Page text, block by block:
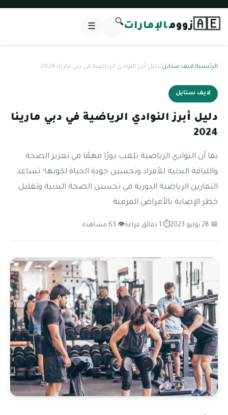
🇦🇪زوومالإمارات🔍
☰
الرئيسية/لايف ستايل/دليل أبرز النوادي الرياضية في دبي مارينا 2024
لايف ستايل
دليل أبرز النوادي الرياضية في دبي مارينا
2024
بما أن النوادي الرياضية تلعب دورًا مهمًا في تعزيز الصحة
واللياقة البدنية للأفراد وتحسين جودة الحياة لكونها؛ تساعد
التمارين الرياضية الدورية في تحسين الصحة البدنية وتقليل
خطر الإصابة بالأمراض المزمنة
📅 28 يوليو 2023 ⏱ 1 دقائق قراءة 👁 63 مشاهدة